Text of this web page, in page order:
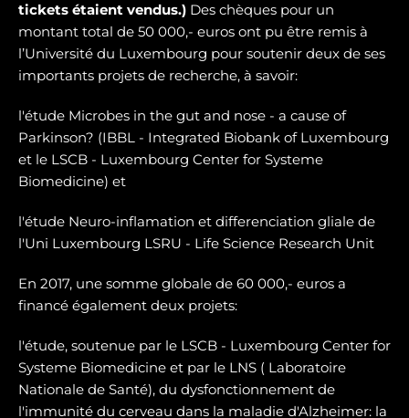
tickets étaient vendus.) Des chèques pour un
montant total de 50 000,- euros ont pu être remis à
l’Université du Luxembourg pour soutenir deux de ses
importants projets de recherche, à savoir:
l'étude Microbes in the gut and nose - a cause of
Parkinson? (IBBL - Integrated Biobank of Luxembourg
et le LSCB - Luxembourg Center for Systeme
Biomedicine) et
l'étude Neuro-inflamation et differenciation gliale de
l'Uni Luxembourg LSRU - Life Science Research Unit
En 2017, une somme globale de 60 000,- euros a
financé également deux projets:
l'étude, soutenue par le LSCB - Luxembourg Center for
Systeme Biomedicine et par le LNS ( Laboratoire
Nationale de Santé), du dysfonctionnement de
l'immunité du cerveau dans la maladie d'Alzheimer: la